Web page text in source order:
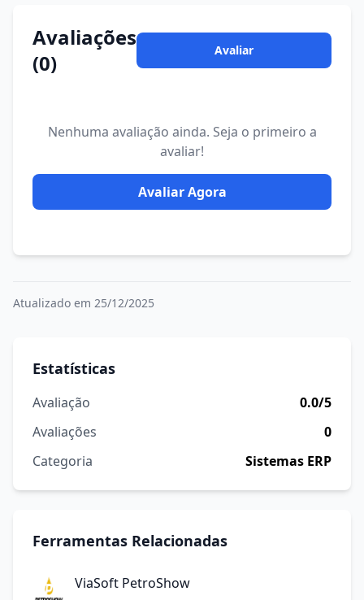
Avaliações
(0)
Avaliar
Nenhuma avaliação ainda. Seja o primeiro a
avaliar!
Avaliar Agora
Atualizado em 25/12/2025
Estatísticas
Avaliação
0.0/5
Avaliações
0
Categoria
Sistemas ERP
Ferramentas Relacionadas
ViaSoft PetroShow